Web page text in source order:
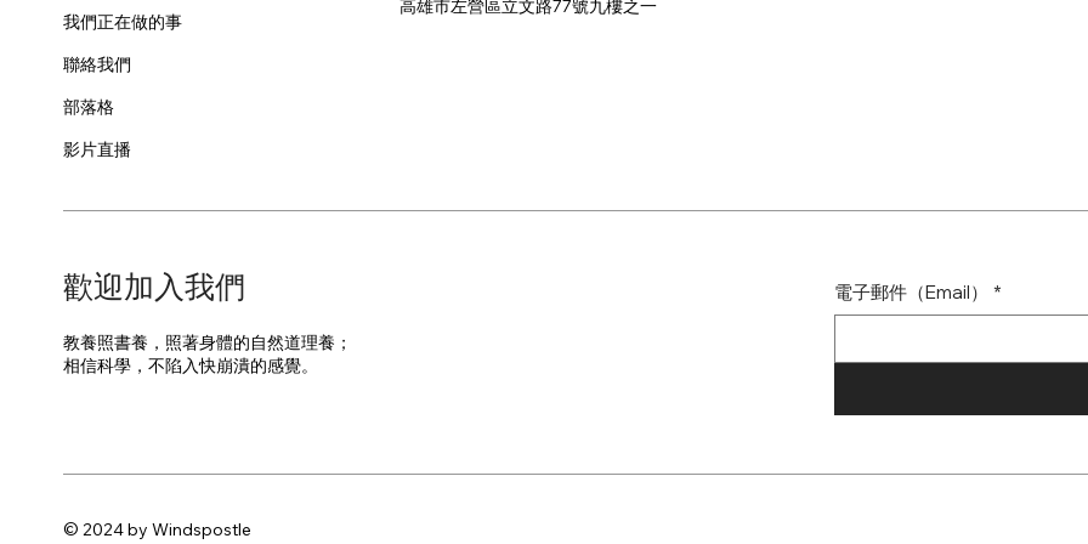
我們正在做的事
聯絡我們
部落格
影片直播
​高雄市左營區立文路77號九樓之一
​歡迎加入我們
教養照書養，照著身體的自然道理養；
​相信科學，不陷入快崩潰的感覺。
電子郵件（Email） *
© 2024 by Windspostle